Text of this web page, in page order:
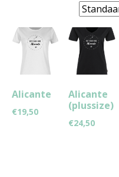
Alicante
€19,50
Alicante
(plussize)
€24,50